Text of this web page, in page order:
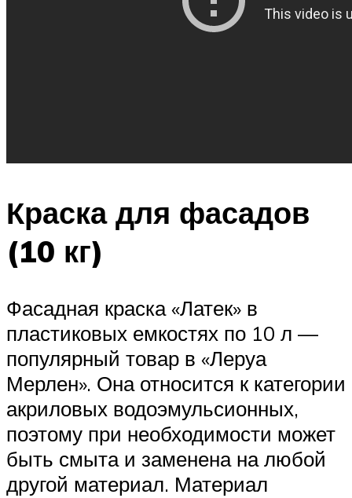
Краска для фасадов
(10 кг)
Фасадная краска «Латек» в
пластиковых емкостях по 10 л —
популярный товар в «Леруа
Мерлен». Она относится к категории
акриловых водоэмульсионных,
поэтому при необходимости может
быть смыта и заменена на любой
другой материал. Материал